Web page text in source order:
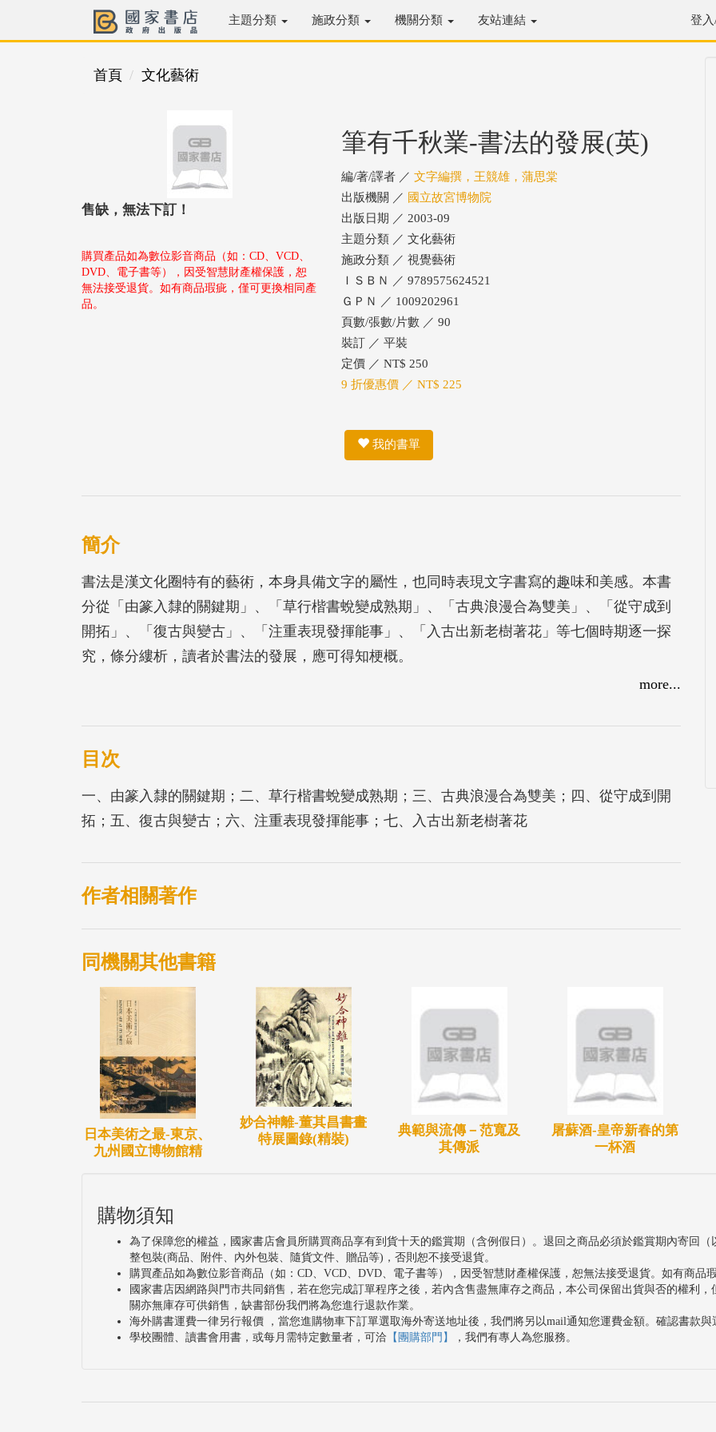
主題分類 施政分類 機關分類 友站連結 登
首頁 文化藝術
售缺，無法下訂！
購買產品如為數位影音商品（如：CD、VCD、
DVD、電子書等），因受智慧財產權保護，恕
無法接受退貨。如有商品瑕疵，僅可更換相同產
品。
筆有千秋業-書法的發展(英)
編/著/譯者 ／ 文字編撰，王競雄，蒲思棠
出版機關 ／ 國立故宮博物院
出版日期 ／ 2003-09
主題分類 ／ 文化藝術
施政分類 ／ 視覺藝術
ＩＳＢＮ ／ 9789575624521
ＧＰＮ ／ 1009202961
頁數/張數/片數 ／ 90
裝訂 ／ 平裝
定價 ／ NT$ 250
9 折優惠價 ／ NT$ 225
我的書單
簡介
書法是漢文化圈特有的藝術，本身具備文字的屬性，也同時表現文字書寫的趣味和美感。本書
分從「由篆入隸的關鍵期」、「草行楷書蛻變成熟期」、「古典浪漫合為雙美」、「從守成到
開拓」、「復古與變古」、「注重表現發揮能事」、「入古出新老樹著花」等七個時期逐一探
究，條分縷析，讀者於書法的發展，應可得知梗概。
more...
目次
一、由篆入隸的關鍵期；二、草行楷書蛻變成熟期；三、古典浪漫合為雙美；四、從守成到開
拓；五、復古與變古；六、注重表現發揮能事；七、入古出新老樹著花
作者相關著作
同機關其他書籍
日本美術之最-東京、
九州國立博物館精
妙合神離-董其昌書畫
特展圖錄(精裝)
典範與流傳－范寬及
其傳派
屠蘇酒-皇帝新春的第
一杯酒
購物須知
為了保障您的權益，國家書店會員所購買商品享有到貨十天的鑑賞期（含例假日）。退回之商品必須於鑑賞期內寄回
整包裝(商品、附件、內外包裝、隨貨文件、贈品等)，否則恕不接受退貨。
購買產品如為數位影音商品（如：CD、VCD、DVD、電子書等），因受智慧財產權保護，恕無法接受退貨。如有商品
國家書店因網路與門市共同銷售，若在您完成訂單程序之後，若內含售盡無庫存之商品，本公司保留出貨與否的權利
關亦無庫存可供銷售，缺書部份我們將為您進行退款作業。
海外購書運費一律另行報價 ，當您進購物車下訂單選取海外寄送地址後，我們將另以mail通知您運費金額。確認書款
學校團體、讀書會用書，或每月需特定數量者，可洽 【團購部門】 ，我們有專人為您服務。